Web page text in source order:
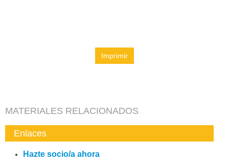
Imprimir
MATERIALES RELACIONADOS
Enlaces
Hazte socio/a ahora